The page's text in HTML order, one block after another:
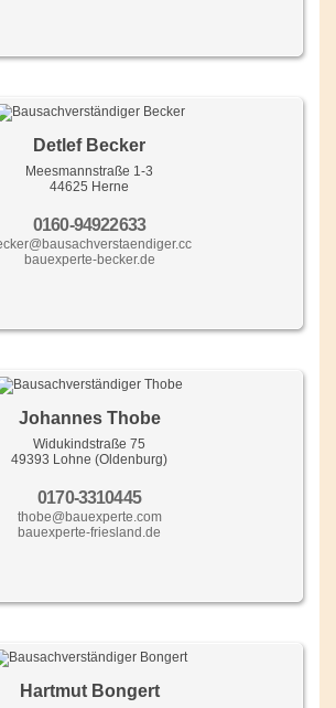
Detlef Becker
Meesmannstraße 1-3
44625 Herne
0160-94922633
bauexperte-becker.de
Johannes Thobe
Widukindstraße 75
49393 Lohne (Oldenburg)
0170-3310445
thobe@bauexperte.com
bauexperte-friesland.de
Hartmut Bongert